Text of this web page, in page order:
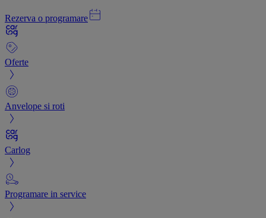
Rezerva o programare
Oferte
Anvelope si roti
Carlog
Programare in service